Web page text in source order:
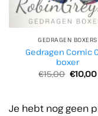
GEDRAGEN BOXERS
Gedragen Comic
boxer
€15,00
prijs
€10,00
Je hebt nog geen